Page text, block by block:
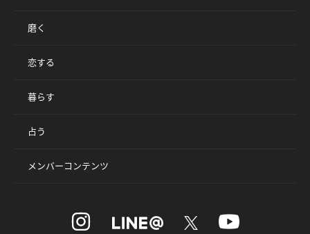
磨く
恋する
暮らす
占う
メンバーコンテンツ